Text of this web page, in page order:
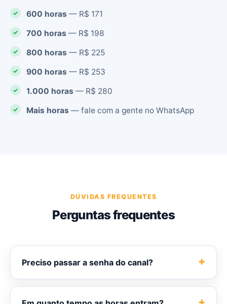
600 horas — R$ 171
700 horas — R$ 198
800 horas — R$ 225
900 horas — R$ 253
1.000 horas — R$ 280
Mais horas — fale com a gente no WhatsApp
DÚVIDAS FREQUENTES
Perguntas frequentes
Preciso passar a senha do canal?